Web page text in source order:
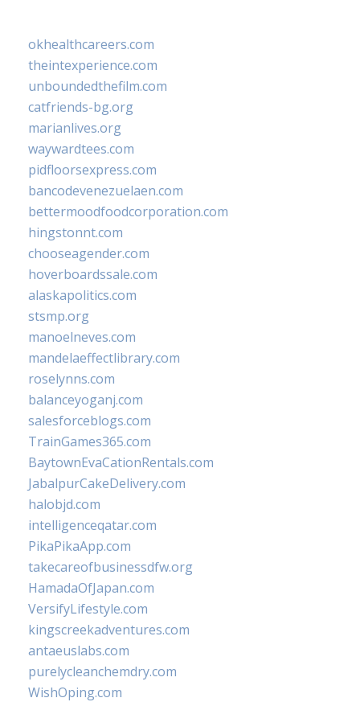
okhealthcareers.com
theintexperience.com
unboundedthefilm.com
catfriends-bg.org
marianlives.org
waywardtees.com
pidfloorsexpress.com
bancodevenezuelaen.com
bettermoodfoodcorporation.com
hingstonnt.com
chooseagender.com
hoverboardssale.com
alaskapolitics.com
stsmp.org
manoelneves.com
mandelaeffectlibrary.com
roselynns.com
balanceyoganj.com
salesforceblogs.com
TrainGames365.com
BaytownEvaCationRentals.com
JabalpurCakeDelivery.com
halobjd.com
intelligenceqatar.com
PikaPikaApp.com
takecareofbusinessdfw.org
HamadaOfJapan.com
VersifyLifestyle.com
kingscreekadventures.com
antaeuslabs.com
purelycleanchemdry.com
WishOping.com